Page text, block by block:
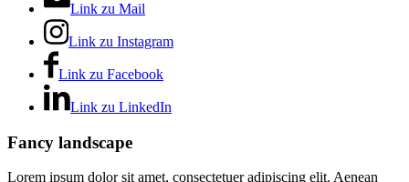
Link zu Mail
Link zu Instagram
Link zu Facebook
Link zu LinkedIn
Fancy landscape
Lorem ipsum dolor sit amet, consectetuer adipiscing elit. Aenean